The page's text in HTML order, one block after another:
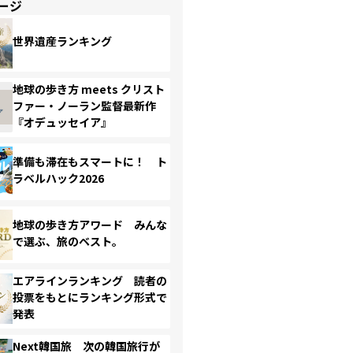
ジ
世界遺産ランキング
地球の歩き方 meets クリスト
ファー・ノーラン監督最新作
『オデュッセイア』
準備も滞在もスマートに！ ト
ラベルハック2026
地球の歩き方アワード みんな
で選ぶ、旅のベスト。
エアラインランキング 読者の
投票をもとにランキング形式で
発表
Next韓国旅 次の韓国旅行が